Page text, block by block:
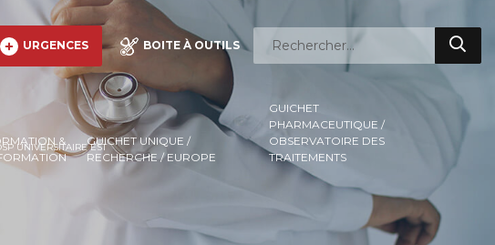
URGENCES BOITE À OUTILS
&
GUICHET UNIQUE /
RECHERCHE / EUROPE
GUICHET
PHARMACEUTIQUE /
OBSERVATOIRE DES
TRAITEMENTS
UNIVERSITAIRE EST